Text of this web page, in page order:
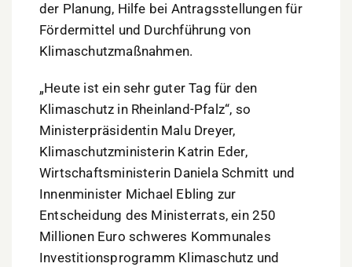
der Planung, Hilfe bei Antragsstellungen für
Fördermittel und Durchführung von
Klimaschutzmaßnahmen.
„Heute ist ein sehr guter Tag für den
Klimaschutz in Rheinland-Pfalz“, so
Ministerpräsidentin Malu Dreyer,
Klimaschutzministerin Katrin Eder,
Wirtschaftsministerin Daniela Schmitt und
Innenminister Michael Ebling zur
Entscheidung des Ministerrats, ein 250
Millionen Euro schweres Kommunales
Investitionsprogramm Klimaschutz und